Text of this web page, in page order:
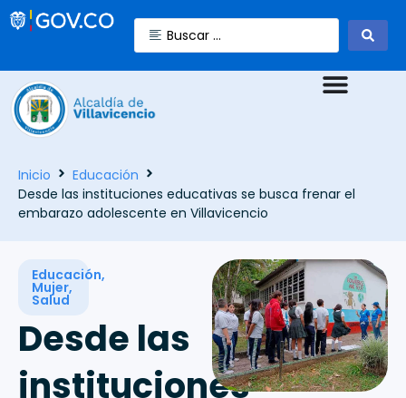
Inicio
Educación
Desde las instituciones educativas se busca frenar el
embarazo adolescente en Villavicencio
Educación,
Mujer,
Salud
Desde las
instituciones